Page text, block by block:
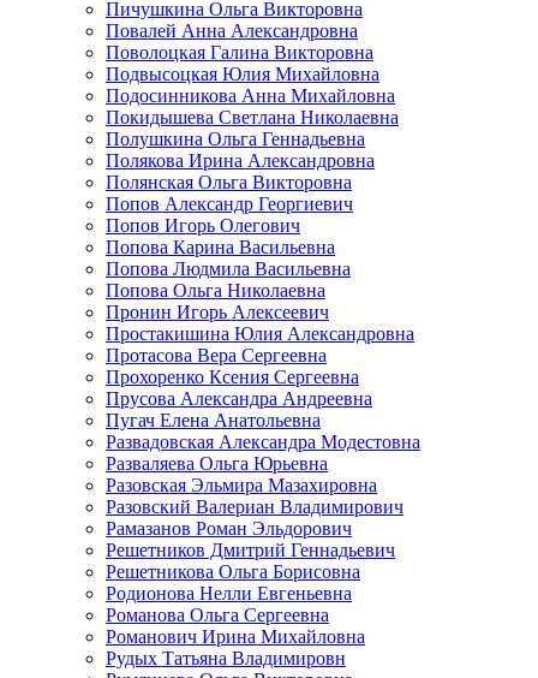
Пичушкина Ольга Викторовна
Повалей Анна Александровна
Поволоцкая Галина Викторовна
Подвысоцкая Юлия Михайловна
Подосинникова Анна Михайловна
Покидышева Светлана Николаевна
Полушкина Ольга Геннадьевна
Полякова Ирина Александровна
Полянская Ольга Викторовна
Попов Александр Георгиевич
Попов Игорь Олегович
Попова Карина Васильевна
Попова Людмила Васильевна
Попова Ольга Николаевна
Пронин Игорь Алексеевич
Простакишина Юлия Александровна
Протасова Вера Сергеевна
Прохоренко Ксения Сергеевна
Прусова Александра Андреевна
Пугач Елена Анатольевна
Развадовская Александра Модестовна
Разваляева Ольга Юрьевна
Разовская Эльмира Мазахировна
Разовский Валериан Владимирович
Рамазанов Роман Эльдорович
Решетников Дмитрий Геннадьевич
Решетникова Ольга Борисовна
Родионова Нелли Евгеньевна
Романова Ольга Сергеевна
Романович Ирина Михайловна
Рудых Татьяна Владимировн